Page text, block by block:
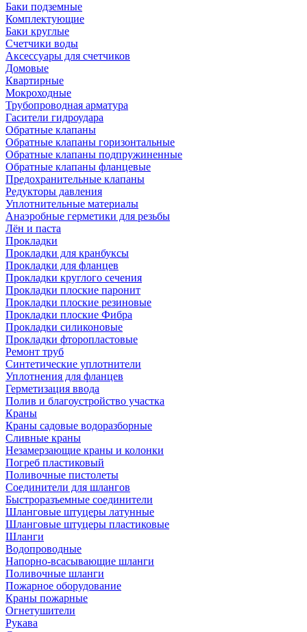
Баки подземные
Комплектующие
Баки круглые
Счетчики воды
Аксессуары для счетчиков
Домовые
Квартирные
Мокроходные
Трубопроводная арматура
Гасители гидроудара
Обратные клапаны
Обратные клапаны горизонтальные
Обратные клапаны подпружиненные
Обратные клапаны фланцевые
Предохранительные клапаны
Редукторы давления
Уплотнительные материалы
Анаэробные герметики для резьбы
Лён и паста
Прокладки
Прокладки для кранбуксы
Прокладки для фланцев
Прокладки круглого сечения
Прокладки плоские паронит
Прокладки плоские резиновые
Прокладки плоские Фибра
Прокладки силиконовые
Прокладки фторопластовые
Ремонт труб
Синтетические уплотнители
Уплотнения для фланцев
Герметизация ввода
Полив и благоустройство участка
Краны
Краны садовые водоразборные
Сливные краны
Незамерзающие краны и колонки
Погреб пластиковый
Поливочные пистолеты
Соединители для шлангов
Быстроразъемные соединители
Шланговые штуцеры латунные
Шланговые штуцеры пластиковые
Шланги
Водопроводные
Напорно-всасывающие шланги
Поливочные шланги
Пожарное оборудование
Краны пожарные
Огнетушители
Рукава